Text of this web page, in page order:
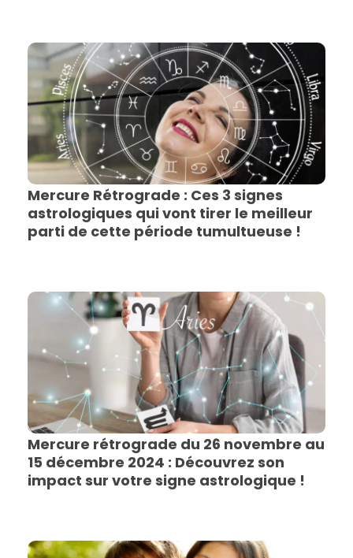
Mercure Rétrograde : Ces 3 signes
astrologiques qui vont tirer le meilleur
parti de cette période tumultueuse !
Mercure rétrograde du 26 novembre au
15 décembre 2024 : Découvrez son
impact sur votre signe astrologique !